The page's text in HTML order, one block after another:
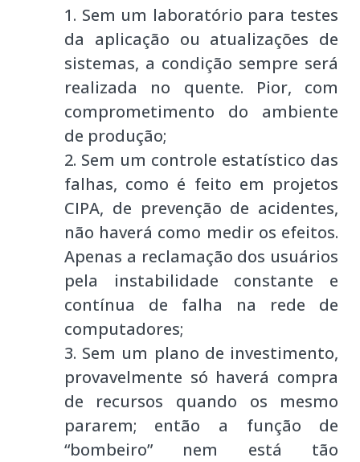
Sem um laboratório para testes
da aplicação ou atualizações de
sistemas, a condição sempre será
realizada no quente. Pior, com
comprometimento do ambiente
de produção;
Sem um controle estatístico das
falhas, como é feito em projetos
CIPA, de prevenção de acidentes,
não haverá como medir os efeitos.
Apenas a reclamação dos usuários
pela instabilidade constante e
contínua de falha na rede de
computadores;
Sem um plano de investimento,
provavelmente só haverá compra
de recursos quando os mesmo
pararem; então a função de
“bombeiro” nem está tão